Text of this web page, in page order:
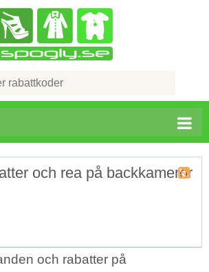
och rea på backkameror
och rabatter på